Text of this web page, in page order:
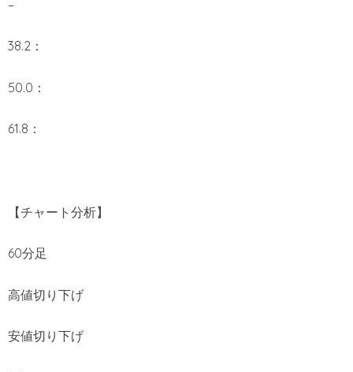
–
38.2：
50.0：
61.8：
【チャート分析】
60分足
高値切り下げ
安値切り下げ